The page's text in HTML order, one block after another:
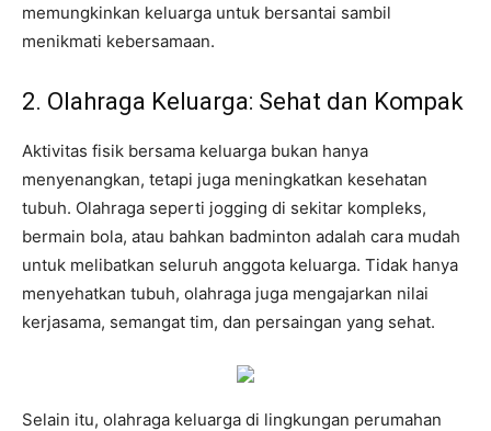
memungkinkan keluarga untuk bersantai sambil
menikmati kebersamaan.
2. Olahraga Keluarga: Sehat dan Kompak
Aktivitas fisik bersama keluarga bukan hanya
menyenangkan, tetapi juga meningkatkan kesehatan
tubuh. Olahraga seperti jogging di sekitar kompleks,
bermain bola, atau bahkan badminton adalah cara mudah
untuk melibatkan seluruh anggota keluarga. Tidak hanya
menyehatkan tubuh, olahraga juga mengajarkan nilai
kerjasama, semangat tim, dan persaingan yang sehat.
Selain itu, olahraga keluarga di lingkungan perumahan